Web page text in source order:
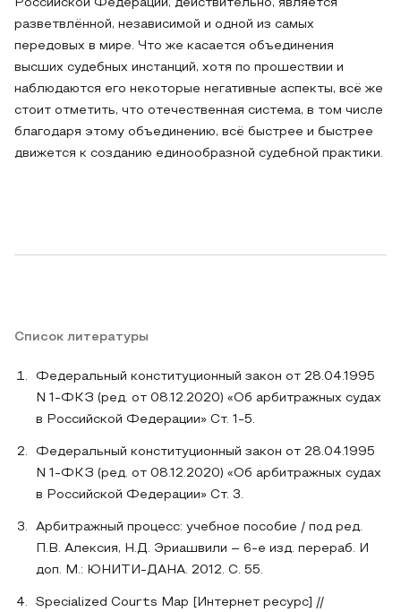
Российской Федерации, действительно, является
разветвлённой, независимой и одной из самых
передовых в мире. Что же касается объединения
высших судебных инстанций, хотя по прошествии и
наблюдаются его некоторые негативные аспекты, всё же
стоит отметить, что отечественная система, в том числе
благодаря этому объединению, всё быстрее и быстрее
движется к созданию единообразной судебной практики.
Список литературы
Федеральный конституционный закон от 28.04.1995
N 1-ФКЗ (ред. от 08.12.2020) «Об арбитражных судах
в Российской Федерации» Ст. 1-5.
Федеральный конституционный закон от 28.04.1995
N 1-ФКЗ (ред. от 08.12.2020) «Об арбитражных судах
в Российской Федерации» Ст. 3.
Арбитражный процесс: учебное пособие / под ред.
П.В. Алексия, Н.Д. Эриашвили – 6-е изд. перераб. И
доп. М.: ЮНИТИ-ДАНА. 2012. С. 55.
Specialized Courts Map [Интернет ресурс] //